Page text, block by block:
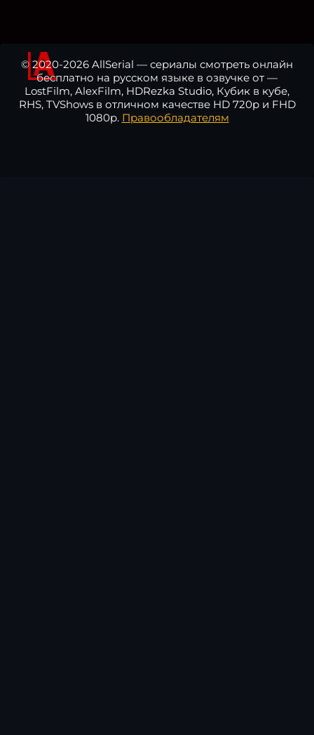
© 2020-2026 AllSerial — сериалы смотреть онлайн
бесплатно на русском языке в озвучке от —
LostFilm, AlexFilm, HDRezka Studio, Кубик в кубе,
RHS, TVShows в отличном качестве HD 720p и FHD
1080p. Правообладателям